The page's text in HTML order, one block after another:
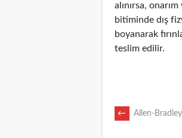
alınırsa,
bitiminde dış
boyanarak
teslim edilir.
POST
← Allen-